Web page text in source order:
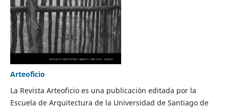
Arteoficio
La Revista Arteoficio es una publicación editada por la
Escuela de Arquitectura de la Universidad de Santiago de